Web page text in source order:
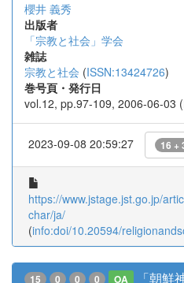
櫻井 義秀
出版者
「宗教と社会」学会
雑誌
宗教と社会 (ISSN:13424726)
巻号頁・発行日
vol.12, pp.97-109, 2006-06-03
2023-09-08 20:59:27 16 +
https://www.jstage.jst.go.jp/
char/ja/
(info:doi/10.20594/
15 0 0 0 OA
「朝鮮